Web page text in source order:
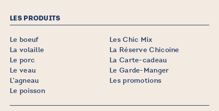
LES PRODUITS
Le boeuf
La volaille
Le porc
Le veau
L’agneau
Le poisson
Les Chic Mix
La Réserve Chicoine
La Carte-cadeau
Le Garde-Manger
Les promotions